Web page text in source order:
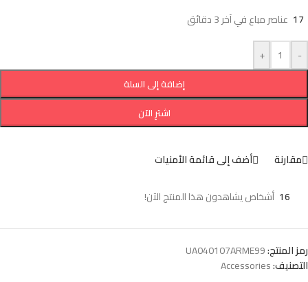
17 عناصر مباع في آخر 3 دقائق
-
+
إضافة إلى السلة
اشترِ الآن
مقارنة أضف إلى قائمة الأمنيات
16 أشخاص يشاهدون هذا المنتج الآن!
رمز المنتج:UA040107ARME99
التصنيف:Accessories